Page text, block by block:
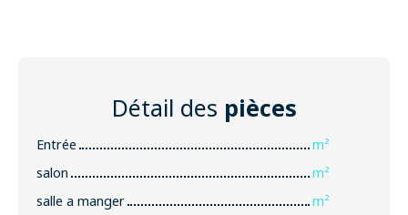
Détail des pièces
Entrée
m²
salon
m²
salle a manger
m²